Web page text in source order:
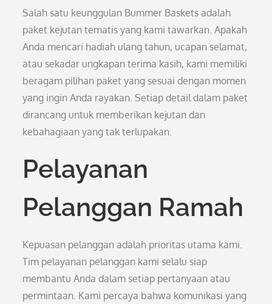
Salah satu keunggulan Bummer Baskets adalah
paket kejutan tematis yang kami tawarkan. Apakah
Anda mencari hadiah ulang tahun, ucapan selamat,
atau sekadar ungkapan terima kasih, kami memiliki
beragam pilihan paket yang sesuai dengan momen
yang ingin Anda rayakan. Setiap detail dalam paket
dirancang untuk memberikan kejutan dan
kebahagiaan yang tak terlupakan.
Pelayanan
Pelanggan Ramah
Kepuasan pelanggan adalah prioritas utama kami.
Tim pelayanan pelanggan kami selalu siap
membantu Anda dalam setiap pertanyaan atau
permintaan. Kami percaya bahwa komunikasi yang